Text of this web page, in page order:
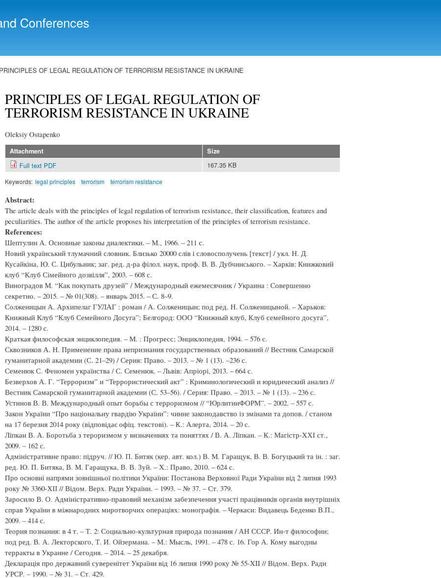
content
Conferences
OF LEGAL REGULATION OF TERRORISM RESISTANCE IN UKRAINE
PRINCIPLES OF LEGAL REGULATION OF
TERRORISM RESISTANCE IN UKRAINE
Oleksiy Ostapenko
Attachment Size
Full text PDF 167.35 KB
Keywords: legal principles terrorism terrorism resistance
Abstract:
The article deals with the principles of legal regulation of terrorism resistance, their classification, features and
peculiarities. The author of the article proposes his interpretation of the principles of terrorism resistance.
References:
Шептулин А. Основные законы диалектики. – М., 1966. – 211 с.
Новий український тлумачний словник. Близько 20000 слів і словосполучень [текст] / укл. Н. Д.
Кусайкіна, Ю. С. Цибульник; заг. ред. д-ра філол. наук, проф. В. В. Дубчинського. – Харків: Книжковий
клуб “Клуб Сімейного дозвілля”, 2003. – 608 с.
Виноградов М. “Как покупать друзей” / Международный ежемесячник / Украина : Совершенно
секретно. – 2015. – № 01(308). – январь 2015. – С. 8–9.
Солженицын А. Архипелаг ГУЛАГ : роман / А. Солженицын; под ред. Н. Солженицыной. – Харьков:
Книжный Клуб “Клуб Семейного Досуга”; Белгород: ООО “Книжный клуб, Клуб семейного досуга”,
2014. – 1280 с.
Краткая философская энциклопедия. – М. : Прогресс; Энциклопедия, 1994. – 576 с.
Сквозников А. Н. Применение права непризнания государственных образований // Вестник Самарской
гуманитарной академии (С. 21–29) / Серия: Право. – 2013. – № 1 (13). –236 с.
Семенюк С. Феномен українства / С. Семенюк. – Львів: Апріорі, 2013. – 664 с.
Безверхов А. Г. “Терроризм” и “Террористический акт” : Криминологический и юридический анализ //
Вестник Самарской гуманитарной академии (С. 53–56). / Серия: Право. – 2013. – № 1 (13). – 236 с.
Устинов В. В. Международный опыт борьбы с терроризмом // “ЮрлитинФОРМ”. – 2002. – 557 с.
Закон України “Про національну гвардію України”: чинне законодавство із змінами та допов. / станом
на 17 березня 2014 року (відповідає офіц. текстові). – К.: Алерта, 2014. – 20 с.
Ліпкан В. А. Боротьба з тероризмом у визначеннях та поняттях / В. А. Ліпкан. – К.: Магістр-ХХІ ст.,
2009. – 162 с.
Адміністративне право: підруч. // Ю. П. Битяк (кер. авт. кол.) В. М. Гаращук, В. В. Богуцький та ін. : заг.
ред. Ю. П. Битяка, В. М. Гаращука, В. В. Зуй. – Х.: Право, 2010. – 624 с.
Про основні напрями зовнішньої політики України: Постанова Верховної Ради України від 2 липня 1993
року № 3360-ХІІ // Відом. Верх. Ради України. – 1993. – № 37. – Ст. 379.
Заросило В. О. Адміністративно-правовий механізм забезпечення участі працівників органів внутрішніх
справ України в міжнародних миротворчих операціях: монографія. – Черкаси: Видавець Беденко В.П.,
2009. – 414 с.
Теория познания: в 4 т. – Т. 2: Социально-культурная природа познания / АН СССР. Ин-т философии;
под ред. В. А. Лекторского, Т. И. Ойзермана. – М.: Мысль, 1991. – 478 с. 16. Гор А. Кому выгодны
терракты в Украине / Сегодня. – 2014. – 25 декабря.
Декларація про державний суверенітет України від 16 липня 1990 року № 55-XII // Відом. Верх. Ради
УРСР. – 1990. – № 31. – Ст. 429.